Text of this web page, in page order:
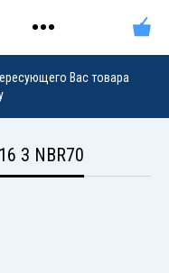
Вас товара
3 NBR70